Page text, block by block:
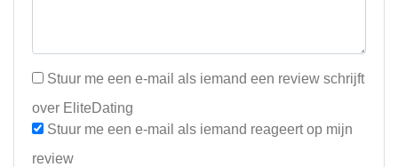
Stuur me een e-mail als iemand een review schrijft
over EliteDating
Stuur me een e-mail als iemand reageert op mijn
review